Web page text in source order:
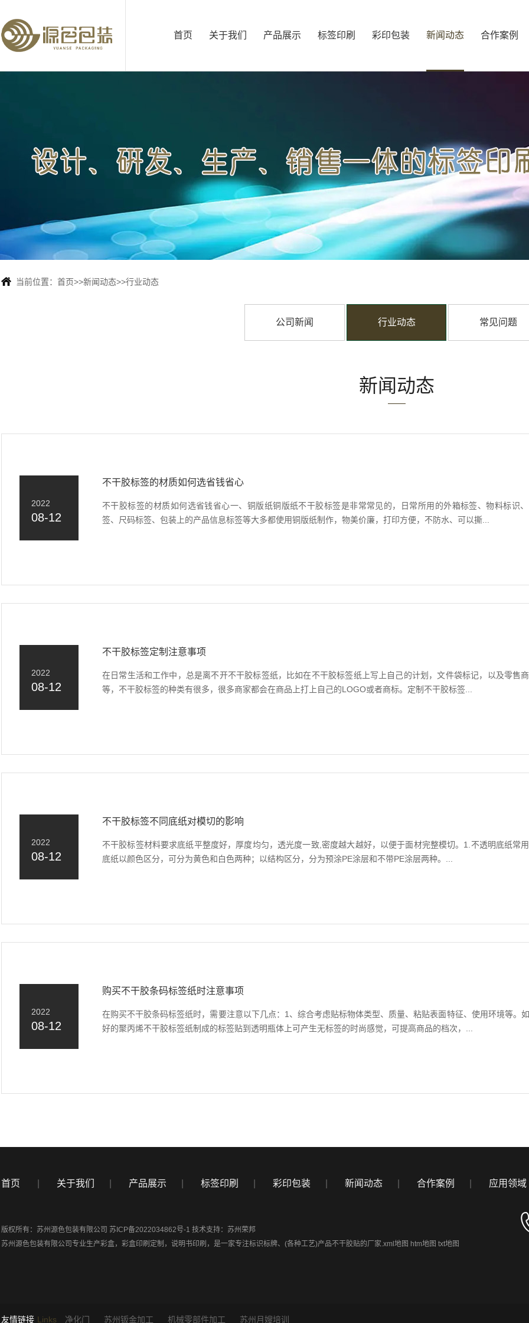
首页 关于我们 产品展示 标签印刷 彩印包装 新闻动态 合作案例
当前位置： 首页>>新闻动态>>行业动态
公司新闻 行业动态 常见问题
新闻动态
2022
08-12
不干胶标签的材质如何选省钱省心
不干胶标签的材质如何选省钱省心一、铜版纸铜版纸不干胶标签是非常常见的，日常所用的外箱标签、物料标识
签、尺码标签、包装上的产品信息标签等大多都使用铜版纸制作，物美价廉，打印方便，不防水、可以撕...
2022
08-12
不干胶标签定制注意事项
在日常生活和工作中，总是离不开不干胶标签纸，比如在不干胶标签纸上写上自己的计划，文件袋标记，以及零售
等，不干胶标签的种类有很多，很多商家都会在商品上打上自己的LOGO或者商标。定制不干胶标签...
2022
08-12
不干胶标签不同底纸对模切的影响
不干胶标签材料要求底纸平整度好，厚度均匀，透光度一致,密度越大越好，以便于面材完整模切。1.不透明底纸常
底纸以颜色区分，可分为黄色和白色两种；以结构区分，分为预涂PE涂层和不带PE涂层两种。...
2022
08-12
购买不干胶条码标签纸时注意事项
在购买不干胶条码标签纸时，需要注意以下几点：1、综合考虑贴标物体类型、质量、粘贴表面特征、使用环境等。
好的聚丙烯不干胶标签纸制成的标签贴到透明瓶体上可产生无标签的时尚感觉，可提高商品的档次，...
首页 关于我们 产品展示 标签印刷 彩印包装 新闻动态 合作案例 应用领域
版权所有：苏州源色包装有限公司 苏ICP备2022034862号-1 技术支持： 苏州荣邦
苏州源色包装有限公司专业生产彩盒， 彩盒印刷定制 ， 说明书印刷 ，是一家专注标识标牌、(各种工艺)产品不干胶贴的厂家.xml地图 htm地图 txt地图
友情链接 Links 净化门 苏州钣金加工 机械零部件加工 苏州月嫂培训